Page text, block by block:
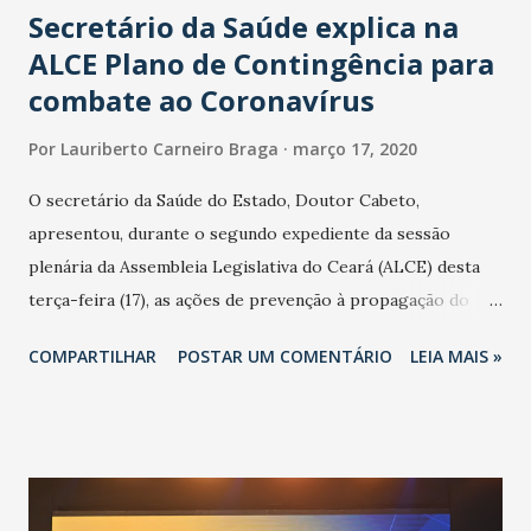
Secretário da Saúde explica na
ALCE Plano de Contingência para
combate ao Coronavírus
Por Lauriberto Carneiro Braga março 17, 2020
O secretário da Saúde do Estado, Doutor Cabeto,
apresentou, durante o segundo expediente da sessão
plenária da Assembleia Legislativa do Ceará (ALCE) desta
terça-feira (17), as ações de prevenção à propagação do
adotadas pelo Governo do Estado na contenção da
população suspeita e de cuidados com os ambientes
COMPARTILHAR POSTAR UM COMENTÁRIO LEIA MAIS »